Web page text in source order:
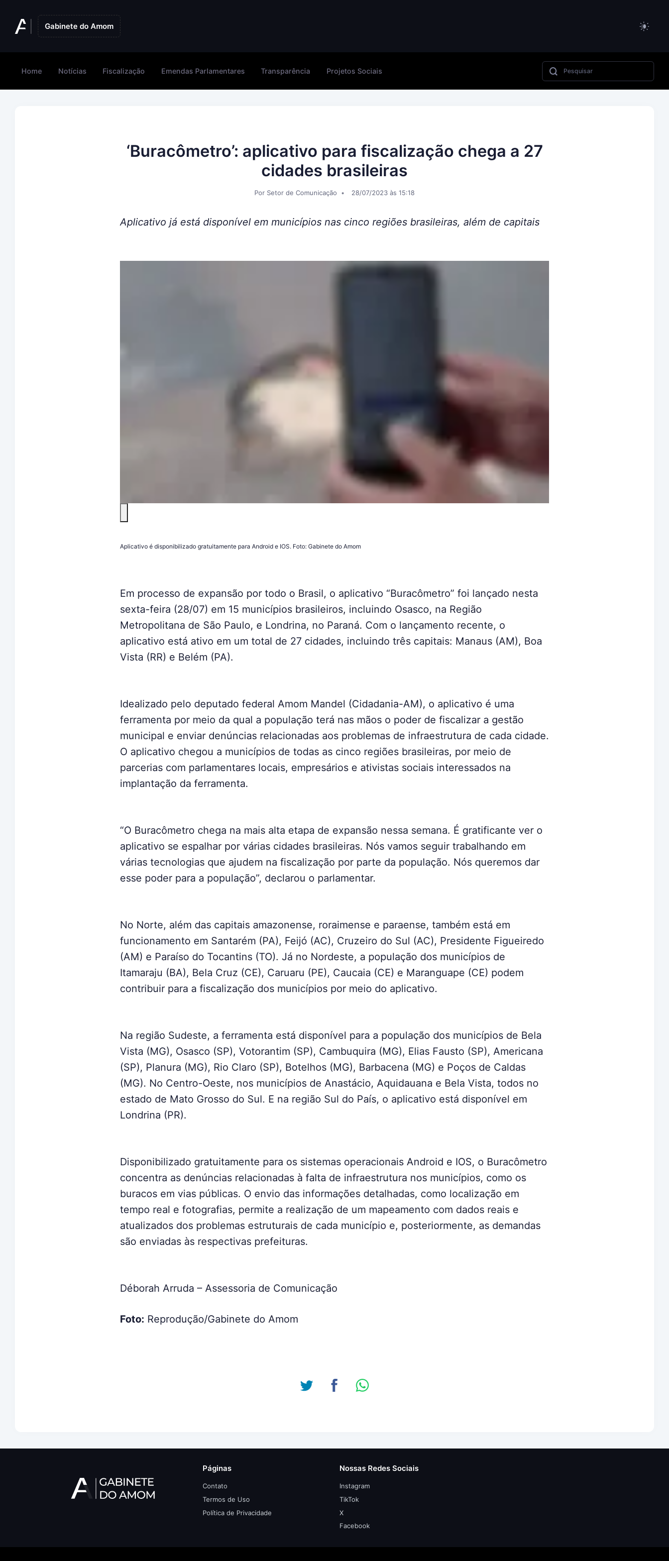
Gabinete do Amom
Home Notícias Fiscalização Emendas Parlamentares Transparência Projetos Sociais
‘Buracômetro’: aplicativo para fiscalização chega a 27
cidades brasileiras
Por Setor de Comunicação 28/07/2023 às 15:18
Aplicativo já está disponível em municípios nas cinco regiões brasileiras, além de capitais
Aplicativo é disponibilizado gratuitamente para Android e IOS. Foto: Gabinete do Amom
Em processo de expansão por todo o Brasil, o aplicativo “Buracômetro” foi lançado nesta
sexta-feira (28/07) em 15 municípios brasileiros, incluindo Osasco, na Região
Metropolitana de São Paulo, e Londrina, no Paraná. Com o lançamento recente, o
aplicativo está ativo em um total de 27 cidades, incluindo três capitais: Manaus (AM), Boa
Vista (RR) e Belém (PA).
Idealizado pelo deputado federal Amom Mandel (Cidadania-AM), o aplicativo é uma
ferramenta por meio da qual a população terá nas mãos o poder de fiscalizar a gestão
municipal e enviar denúncias relacionadas aos problemas de infraestrutura de cada cidade.
O aplicativo chegou a municípios de todas as cinco regiões brasileiras, por meio de
parcerias com parlamentares locais, empresários e ativistas sociais interessados na
implantação da ferramenta.
“O Buracômetro chega na mais alta etapa de expansão nessa semana. É gratificante ver o
aplicativo se espalhar por várias cidades brasileiras. Nós vamos seguir trabalhando em
várias tecnologias que ajudem na fiscalização por parte da população. Nós queremos dar
esse poder para a população”, declarou o parlamentar.
No Norte, além das capitais amazonense, roraimense e paraense, também está em
funcionamento em Santarém (PA), Feijó (AC), Cruzeiro do Sul (AC), Presidente Figueiredo
(AM) e Paraíso do Tocantins (TO). Já no Nordeste, a população dos municípios de
Itamaraju (BA), Bela Cruz (CE), Caruaru (PE), Caucaia (CE) e Maranguape (CE) podem
contribuir para a fiscalização dos municípios por meio do aplicativo.
Na região Sudeste, a ferramenta está disponível para a população dos municípios de Bela
Vista (MG), Osasco (SP), Votorantim (SP), Cambuquira (MG), Elias Fausto (SP), Americana
(SP), Planura (MG), Rio Claro (SP), Botelhos (MG), Barbacena (MG) e Poços de Caldas
(MG). No Centro-Oeste, nos municípios de Anastácio, Aquidauana e Bela Vista, todos no
estado de Mato Grosso do Sul. E na região Sul do País, o aplicativo está disponível em
Londrina (PR).
Disponibilizado gratuitamente para os sistemas operacionais Android e IOS, o Buracômetro
concentra as denúncias relacionadas à falta de infraestrutura nos municípios, como os
buracos em vias públicas. O envio das informações detalhadas, como localização em
tempo real e fotografias, permite a realização de um mapeamento com dados reais e
atualizados dos problemas estruturais de cada município e, posteriormente, as demandas
são enviadas às respectivas prefeituras.
Déborah Arruda – Assessoria de Comunicação
Foto: Reprodução/Gabinete do Amom
Páginas
Contato
Termos de Uso
Política de Privacidade
Nossas Redes Sociais
Instagram
TikTok
X
Facebook